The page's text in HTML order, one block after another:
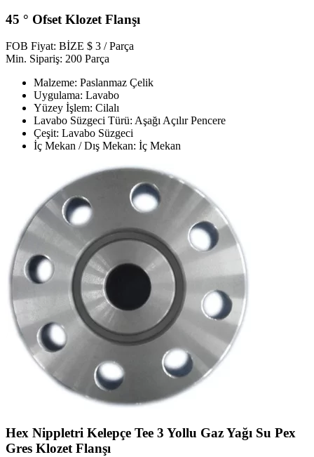
45 ° Ofset Klozet Flanşı
FOB Fiyat: BİZE $ 3 / Parça
Min. Sipariş: 200 Parça
Malzeme: Paslanmaz Çelik
Uygulama: Lavabo
Yüzey İşlem: Cilalı
Lavabo Süzgeci Türü: Aşağı Açılır Pencere
Çeşit: Lavabo Süzgeci
İç Mekan / Dış Mekan: İç Mekan
Hex Nippletri Kelepçe Tee 3 Yollu Gaz Yağı Su Pex
Gres Klozet Flanşı